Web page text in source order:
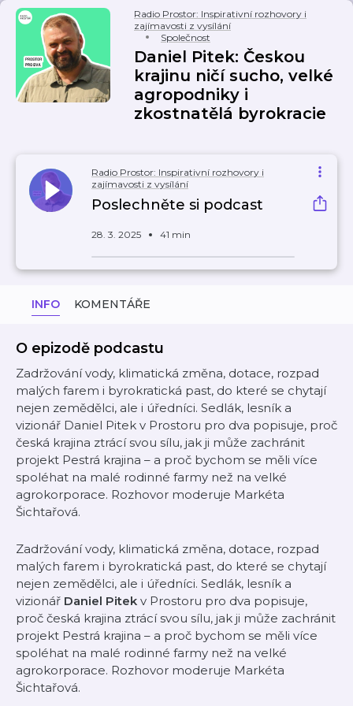
Radio Prostor: Inspirativní rozhovory i
zajímavosti z vysílání
Společnost
Daniel Pitek: Českou
krajinu ničí sucho, velké
agropodniky i
zkostnatělá byrokracie
Radio Prostor: Inspirativní rozhovory i
zajímavosti z vysílání
Poslechněte si podcast
28. 3. 2025 41 min
INFO KOMENTÁŘE
O epizodě podcastu
Zadržování vody, klimatická změna, dotace, rozpad
malých farem i byrokratická past, do které se chytají
nejen zemědělci, ale i úředníci. Sedlák, lesník a
vizionář Daniel Pitek v Prostoru pro dva popisuje, proč
česká krajina ztrácí svou sílu, jak ji může zachránit
projekt Pestrá krajina – a proč bychom se měli více
spoléhat na malé rodinné farmy než na velké
agrokorporace. Rozhovor moderuje Markéta
Šichtařová.
Zadržování vody, klimatická změna, dotace, rozpad
malých farem i byrokratická past, do které se chytají
nejen zemědělci, ale i úředníci. Sedlák, lesník a
vizionář Daniel Pitek v Prostoru pro dva popisuje,
proč česká krajina ztrácí svou sílu, jak ji může zachránit
projekt Pestrá krajina – a proč bychom se měli více
spoléhat na malé rodinné farmy než na velké
agrokorporace. Rozhovor moderuje Markéta
Šichtařová.